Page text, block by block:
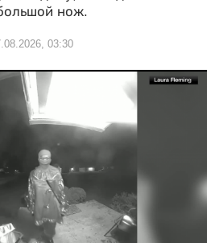
нож.
03:30